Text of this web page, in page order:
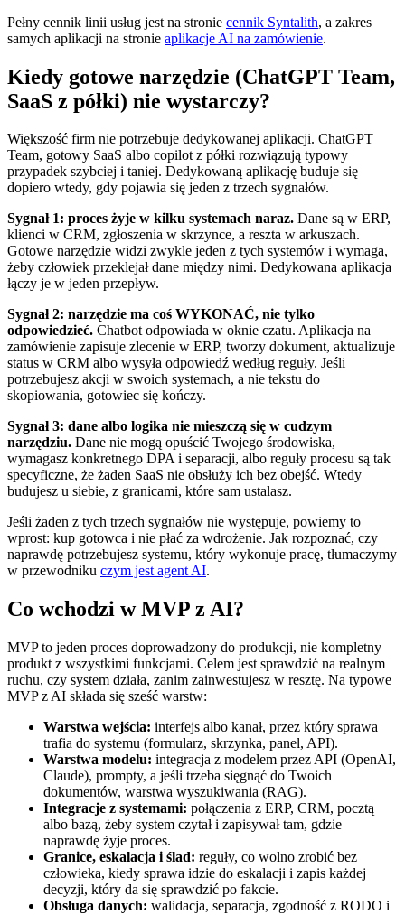
Pełny cennik linii usług jest na stronie cennik Syntalith, a zakres
samych aplikacji na stronie aplikacje AI na zamówienie.
Kiedy gotowe narzędzie (ChatGPT Team,
SaaS z półki) nie wystarczy?
Większość firm nie potrzebuje dedykowanej aplikacji. ChatGPT
Team, gotowy SaaS albo copilot z półki rozwiązują typowy
przypadek szybciej i taniej. Dedykowaną aplikację buduje się
dopiero wtedy, gdy pojawia się jeden z trzech sygnałów.
Sygnał 1: proces żyje w kilku systemach naraz. Dane są w ERP,
klienci w CRM, zgłoszenia w skrzynce, a reszta w arkuszach.
Gotowe narzędzie widzi zwykle jeden z tych systemów i wymaga,
żeby człowiek przeklejał dane między nimi. Dedykowana aplikacja
łączy je w jeden przepływ.
Sygnał 2: narzędzie ma coś WYKONAĆ, nie tylko
odpowiedzieć. Chatbot odpowiada w oknie czatu. Aplikacja na
zamówienie zapisuje zlecenie w ERP, tworzy dokument, aktualizuje
status w CRM albo wysyła odpowiedź według reguły. Jeśli
potrzebujesz akcji w swoich systemach, a nie tekstu do
skopiowania, gotowiec się kończy.
Sygnał 3: dane albo logika nie mieszczą się w cudzym
narzędziu. Dane nie mogą opuścić Twojego środowiska,
wymagasz konkretnego DPA i separacji, albo reguły procesu są tak
specyficzne, że żaden SaaS nie obsłuży ich bez obejść. Wtedy
budujesz u siebie, z granicami, które sam ustalasz.
Jeśli żaden z tych trzech sygnałów nie występuje, powiemy to
wprost: kup gotowca i nie płać za wdrożenie. Jak rozpoznać, czy
naprawdę potrzebujesz systemu, który wykonuje pracę, tłumaczymy
w przewodniku czym jest agent AI.
Co wchodzi w MVP z AI?
MVP to jeden proces doprowadzony do produkcji, nie kompletny
produkt z wszystkimi funkcjami. Celem jest sprawdzić na realnym
ruchu, czy system działa, zanim zainwestujesz w resztę. Na typowe
MVP z AI składa się sześć warstw:
Warstwa wejścia: interfejs albo kanał, przez który sprawa
trafia do systemu (formularz, skrzynka, panel, API).
Warstwa modelu: integracja z modelem przez API (OpenAI,
Claude), prompty, a jeśli trzeba sięgnąć do Twoich
dokumentów, warstwa wyszukiwania (RAG).
Integracje z systemami: połączenia z ERP, CRM, pocztą
albo bazą, żeby system czytał i zapisywał tam, gdzie
naprawdę żyje proces.
Granice, eskalacja i ślad: reguły, co wolno zrobić bez
człowieka, kiedy sprawa idzie do eskalacji i zapis każdej
decyzji, który da się sprawdzić po fakcie.
Obsługa danych: walidacja, separacja, zgodność z RODO i